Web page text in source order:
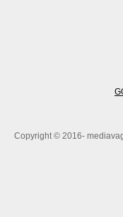
Copyright © 2016-